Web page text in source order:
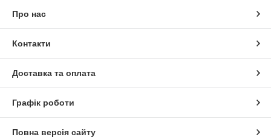
Про нас
Контакти
Доставка та оплата
Графік роботи
Повна версія сайту